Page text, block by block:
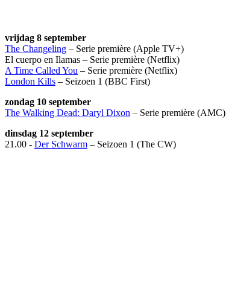
vrijdag 8 september
The Changeling – Serie première (Apple TV+)
El cuerpo en Ilamas – Serie première (Netflix)
A Time Called You – Serie première (Netflix)
London Kills – Seizoen 1 (BBC First)
zondag 10 september
The Walking Dead: Daryl Dixon – Serie première (AMC)
dinsdag 12 september
21.00 - Der Schwarm – Seizoen 1 (The CW)